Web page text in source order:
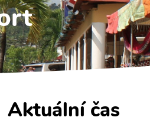
Aktuální čas